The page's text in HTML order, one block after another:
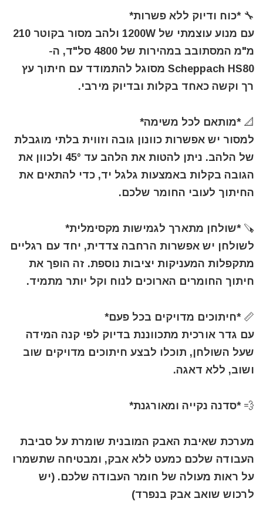
🔧 *כוח ודיוק ללא פשרות*
עם מנוע עוצמתי של 1200W ולהב מסור בקוטר 210
מ"מ המסתובב במהירות של 4800 סל"ד, ה-
Scheppach HS80 מסוגל להתמודד עם חיתוך עץ
רך וקשה כאחד בקלות ובדיוק מירבי.
📐 *מותאם לכל משימה*
למסור יש אפשרות כוונון גובה וזווית בלתי מוגבלת
של הלהב. ניתן להטות את הלהב עד 45° ולכוון את
הגובה בקלות באמצעות גלגל יד, כדי להתאים את
החיתוך לעובי החומר שלכם.
🪚 *שולחן מתארך לגמישות מקסימלית*
לשולחן יש אפשרות הרחבה צדדית, יחד עם רגליים
מתקפלות המעניקות יציבות נוספת. זה הופך את
חיתוך החומרים הארוכים לנוח וקל יותר מתמיד.
📏 *חיתוכים מדויקים בכל פעם*
עם גדר אורכית מתכווננת בדיוק לפי קנה המידה
שעל השולחן, תוכלו לבצע חיתוכים מדויקים שוב
ושוב, ללא דאגה.
💨 *סדנה נקייה ומאורגנת*
מערכת שאיבת האבק המובנית שומרת על סביבת
העבודה שלכם כמעט ללא אבק, ומבטיחה שתשמרו
על ראות מעולה של חומר העבודה שלכם. (יש
לרכוש שואב אבק בנפרד)